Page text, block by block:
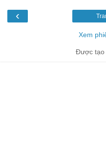
‹
Xem
Được tạo